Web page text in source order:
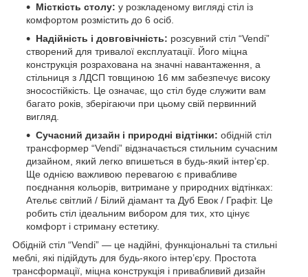
Місткість столу: у розкладеному вигляді стіл із
комфортом розмістить до 6 осіб.
Надійність і довговічність: розсувний стіл “Vendi”
створений для тривалої експлуатації. Його міцна
конструкція розрахована на значні навантаження, а
стільниця з ЛДСП товщиною 16 мм забезпечує високу
зносостійкість. Це означає, що стіл буде служити вам
багато років, зберігаючи при цьому свій первинний
вигляд.
Сучасний дизайн і природні відтінки: обідній стіл
трансформер “Vendi” відзначається стильним сучасним
дизайном, який легко впишеться в будь-який інтер’єр.
Ще однією важливою перевагою є привабливе
поєднання кольорів, витримане у природних відтінках:
Ательє світлий / Білий діамант та Дуб Евок / Графіт. Це
робить стіл ідеальним вибором для тих, хто цінує
комфорт і стриману естетику.
Обідній стіл “Vendi” — це надійні, функціональні та стильні
меблі, які підійдуть для будь-якого інтер’єру. Простота
трансформації, міцна конструкція і привабливий дизайн